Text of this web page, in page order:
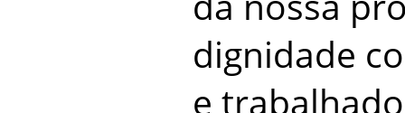
dignidade
e